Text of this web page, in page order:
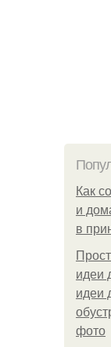
Как
и
в
идеи
идеи
фото